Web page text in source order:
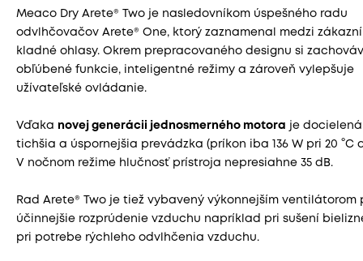
Meaco Dry Arete® Two je nasledovníkom úspešného radu
odvlhčovačov Arete® One, ktorý zaznamenal medzi
kladné ohlasy. Okrem prepracovaného designu si
obľúbené funkcie, inteligentné režimy a zároveň vylepšuje
užívateľské ovládanie.
Vďaka novej generácii jednosmerného motora je
tichšia a úspornejšia prevádzka (príkon iba 136 W pri 20 °C a
V nočnom režime hlučnosť prístroja nepresiahne 35 dB.
Rad Arete® Two je tiež vybavený výkonnejším ventilátorom
účinnejšie rozprúdenie vzduchu napríklad pri sušení
pri potrebe rýchleho odvlhčenia vzduchu.